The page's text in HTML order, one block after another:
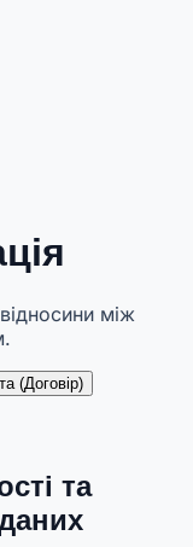
між
(Договір)
та